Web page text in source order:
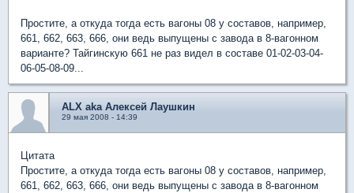
Простите, а откуда тогда есть вагоны 08 у составов, например,
661, 662, 663, 666, они ведь выпущены с завода в 8-вагонном
варианте? Тайгинскую 661 не раз видел в составе 01-02-03-04-
06-05-08-09...
ALX aka Алексей Лаушкин
29 мая 2008 - 14:39
Цитата
Простите, а откуда тогда есть вагоны 08 у составов, например,
661, 662, 663, 666, они ведь выпущены с завода в 8-вагонном